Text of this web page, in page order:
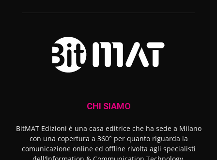
CHI SIAMO
BitMAT Edizioni è una casa editrice che ha sede a Milano
con una copertura a 360° per quanto riguarda la
comunicazione online ed offline rivolta agli specialisti